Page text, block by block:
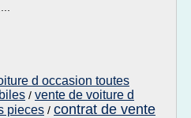
d occasion toutes
/ vente de voiture d
pieces / contrat de vente